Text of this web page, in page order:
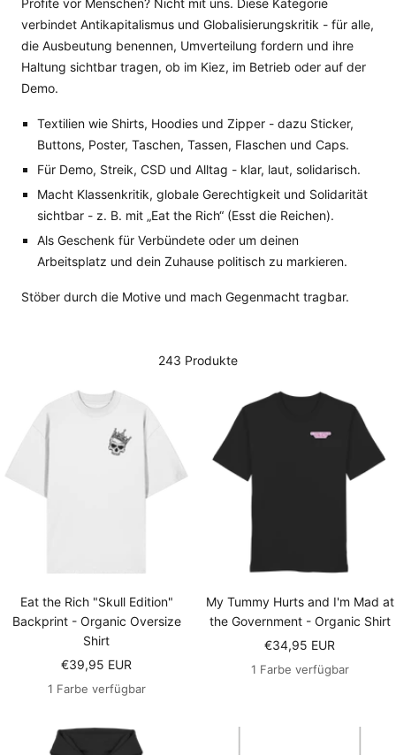
Profite vor Menschen? Nicht mit uns. Diese Kategorie
verbindet Antikapitalismus und Globalisierungskritik - für alle,
die Ausbeutung benennen, Umverteilung fordern und ihre
Haltung sichtbar tragen, ob im Kiez, im Betrieb oder auf der
Demo.
Textilien wie Shirts, Hoodies und Zipper - dazu Sticker,
Buttons, Poster, Taschen, Tassen, Flaschen und Caps.
Für Demo, Streik, CSD und Alltag - klar, laut, solidarisch.
Macht Klassenkritik, globale Gerechtigkeit und Solidarität
sichtbar - z. B. mit „Eat the Rich“ (Esst die Reichen).
Als Geschenk für Verbündete oder um deinen
Arbeitsplatz und dein Zuhause politisch zu markieren.
Stöber durch die Motive und mach Gegenmacht tragbar.
243 Produkte
Eat the Rich "Skull Edition"
Backprint - Organic Oversize
Shirt
Angebotspreis
€39,95 EUR
1 Farbe verfügbar
My Tummy Hurts and I'm Mad at
the Government - Organic Shirt
Angebotspreis
€34,95 EUR
1 Farbe verfügbar